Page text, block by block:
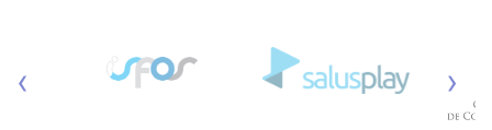
proceso para obtener el título de doctor.
Los altos costes económicos, la falta de
‹ ›